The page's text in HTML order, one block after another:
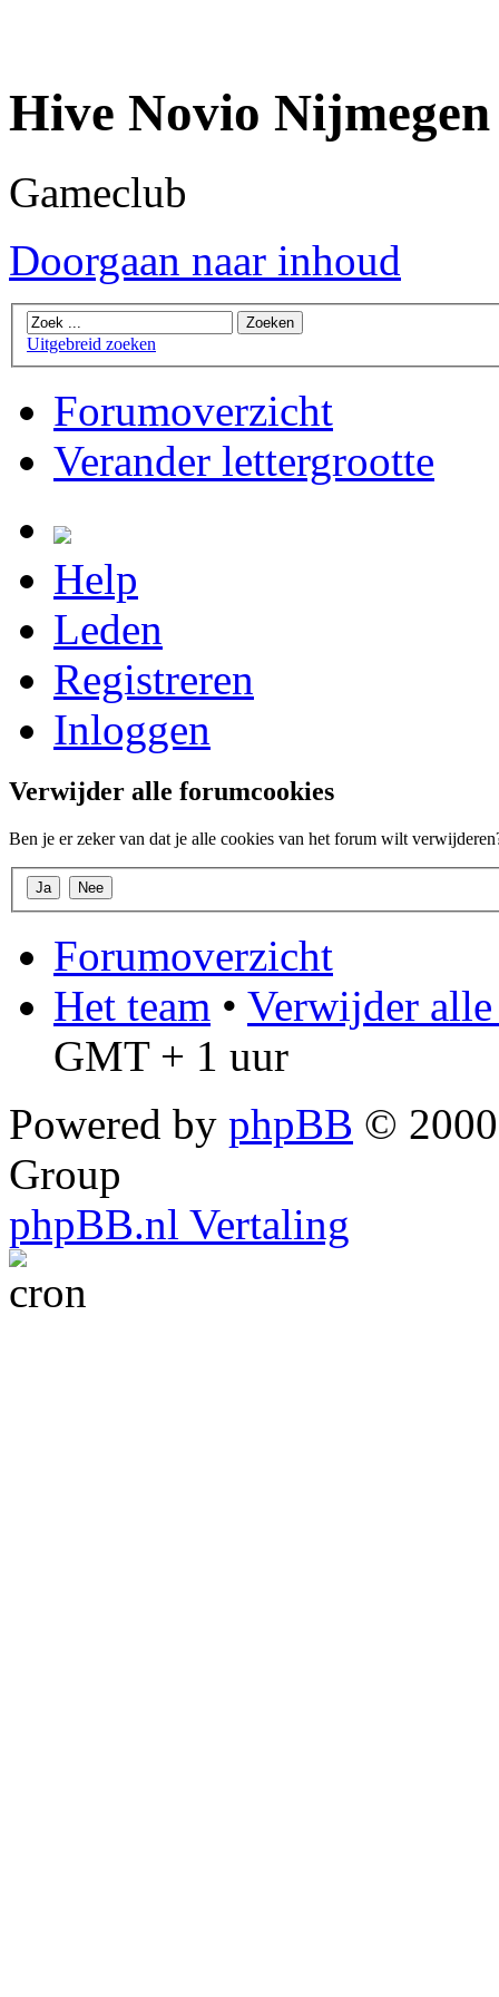
Hive Novio Nijmegen
Gameclub
Doorgaan naar inhoud
Uitgebreid zoeken
Forumoverzicht
Verander lettergrootte
Help
Leden
Registreren
Inloggen
Verwijder alle forumcookies
Ben je er zeker van dat je alle cookies van het forum wilt
Forumoverzicht
Het team • Verwijder
GMT + 1 uur
Powered by phpBB ©
Group
phpBB.nl Vertaling